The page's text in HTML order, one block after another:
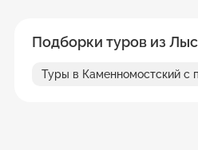
Подборки туров из
Туры в Каменномостский с